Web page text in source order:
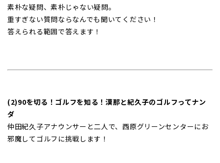
素朴な疑問、素朴じゃない疑問。
重すぎない質問ならなんでも聞いてください！
答えられる範囲で答えます！
(2)90を切る！ゴルフを知る！漢那と紀久子のゴルフってナン
ダ
仲田紀久子アナウンサーと二人で、西原グリーンセンターにお
邪魔してゴルフに挑戦します！